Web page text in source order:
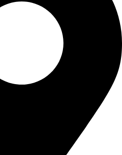
системы зарядки
оборудования
Вольво
Вольво
и омывателей
автомобиля Volvo
автомобиля Вольво